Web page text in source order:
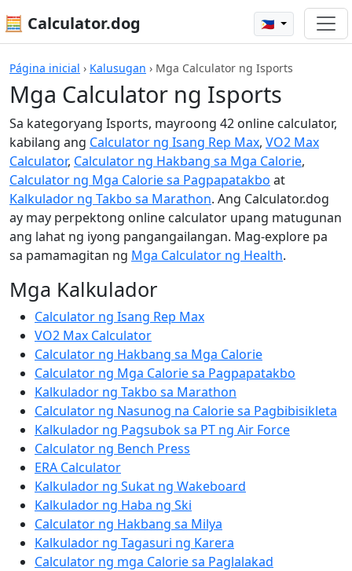
🧮 Calculator.dog 🇵🇭
Página inicial › Kalusugan › Mga Calculator ng Isports
Mga Calculator ng Isports
Sa kategoryang Isports, mayroong 42 online calculator,
kabilang ang Calculator ng Isang Rep Max, VO2 Max
Calculator, Calculator ng Hakbang sa Mga Calorie,
Calculator ng Mga Calorie sa Pagpapatakbo at
Kalkulador ng Takbo sa Marathon. Ang Calculator.dog
ay may perpektong online calculator upang matugunan
ang lahat ng iyong pangangailangan. Mag-explore pa
sa pamamagitan ng Mga Calculator ng Health.
Mga Kalkulador
Calculator ng Isang Rep Max
VO2 Max Calculator
Calculator ng Hakbang sa Mga Calorie
Calculator ng Mga Calorie sa Pagpapatakbo
Kalkulador ng Takbo sa Marathon
Calculator ng Nasunog na Calorie sa Pagbibisikleta
Kalkulador ng Pagsubok sa PT ng Air Force
Calculator ng Bench Press
ERA Calculator
Kalkulador ng Sukat ng Wakeboard
Kalkulador ng Haba ng Ski
Calculator ng Hakbang sa Milya
Kalkulador ng Tagasuri ng Karera
Calculator ng mga Calorie sa Paglalakad